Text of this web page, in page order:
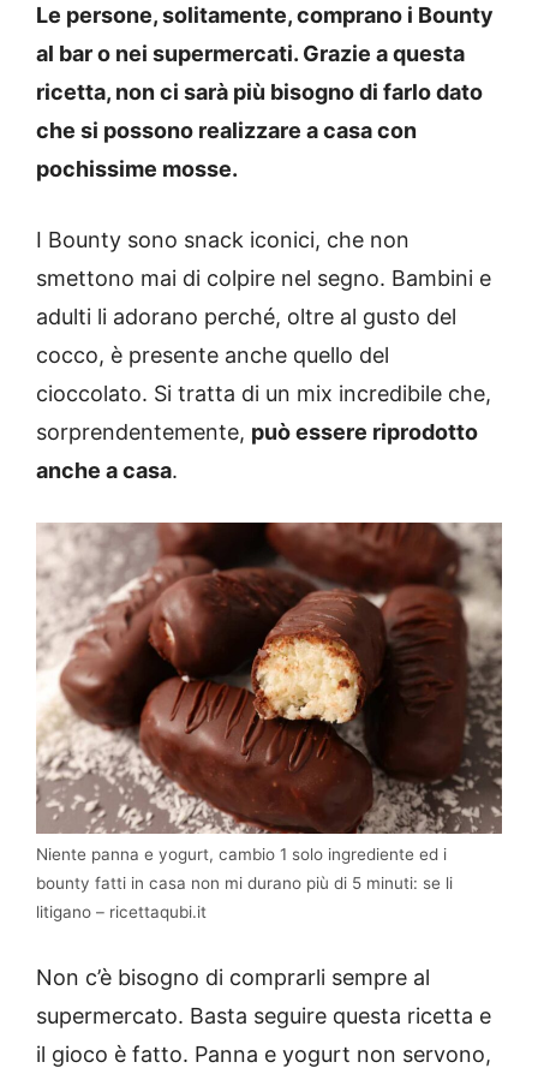
Le persone, solitamente, comprano i Bounty
al bar o nei supermercati. Grazie a questa
ricetta, non ci sarà più bisogno di farlo dato
che si possono realizzare a casa con
pochissime mosse.
I Bounty sono snack iconici, che non
smettono mai di colpire nel segno. Bambini e
adulti li adorano perché, oltre al gusto del
cocco, è presente anche quello del
cioccolato. Si tratta di un mix incredibile che,
sorprendentemente, può essere riprodotto
anche a casa.
Niente panna e yogurt, cambio 1 solo ingrediente ed i
bounty fatti in casa non mi durano più di 5 minuti: se li
litigano – ricettaqubi.it
Non c’è bisogno di comprarli sempre al
supermercato. Basta seguire questa ricetta e
il gioco è fatto. Panna e yogurt non servono,